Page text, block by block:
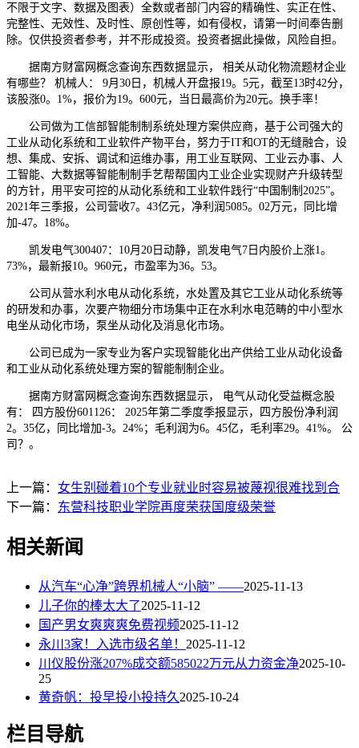
不限于文字、数据及图表）全数或者部门内容的精确性、实正在性、
完整性、无效性、及时性、原创性等，如有侵权，请第一时间奉告删
除。仅供投资者参考，并不形成投资。投资者据此操做，风险自担。
据南方财富网概念查询东西数据显示， 相关从动化物流题材企业
有哪些？ 机械人： 9月30日，机械人开盘报19。5元，截至13时42分，
该股涨0。1%，报价为19。600元，当日最高价为20元。换手率！
公司做为工信部智能制制系统处理方案供应商，基于公司强大的
工业从动化系统和工业软件产物平台，努力于IT和OT的无缝融合，设
想、集成、安拆、调试和运维办事，用工业互联网、工业云办事、人
工智能、大数据等智能制制手艺帮帮国内工业企业实现财产升级转型
的方针，用平安可控的从动化系统和工业软件践行“中国制制2025”。
2021年三季报，公司营收7。43亿元，净利润5085。02万元，同比增
加-47。18%。
凯发电气300407：10月20日动静，凯发电气7日内股价上涨1。
73%，最新报10。960元，市盈率为36。53。
公司从营水利水电从动化系统，水处置及其它工业从动化系统等
的研发和办事，次要产物细分市场集中正在水利水电范畴的中小型水
电坐从动化市场，泵坐从动化及消息化市场。
公司已成为一家专业为客户实现智能化出产供给工业从动化设备
和工业从动化系统处理方案的智能制制企业。
据南方财富网概念查询东西数据显示， 电气从动化受益概念股
有： 四方股份601126： 2025年第二季度季报显示，四方股份净利润
2。35亿，同比增加-3。24%；毛利润为6。45亿，毛利率29。41%。 公
司？。
上一篇： 女生别碰着10个专业就业时容易被蔑视很难找到合
下一篇： 东营科技职业学院再度荣获国度级荣誉
相关新闻
从汽车“心净”跨界机械人“小脑” ——2025-11-13
儿子你的棒太大了2025-11-12
国产男女爽爽爽免费视频2025-11-12
永川3家！入选市级名单！ 2025-11-12
川仪股份涨207%成交额585022万元从力资金净2025-10-
25
黄奇帆：投早投小投持久 2025-10-24
栏目导航